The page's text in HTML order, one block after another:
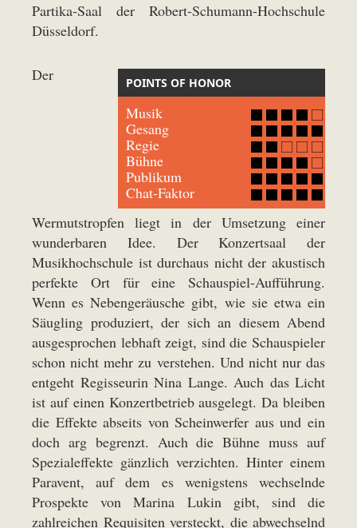
Partika-Saal der Robert-Schumann-Hochschule
Düsseldorf.
POINTS OF HONOR
Musik
Gesang
Regie
Bühne
Publikum
Chat-Faktor
Der
Wermutstropfen liegt in der Umsetzung einer
wunderbaren Idee. Der Konzertsaal der
Musikhochschule ist durchaus nicht der akustisch
perfekte Ort für eine Schauspiel-Aufführung.
Wenn es Nebengeräusche gibt, wie sie etwa ein
Säugling produziert, der sich an diesem Abend
ausgesprochen lebhaft zeigt, sind die Schauspieler
schon nicht mehr zu verstehen. Und nicht nur das
entgeht Regisseurin Nina Lange. Auch das Licht
ist auf einen Konzertbetrieb ausgelegt. Da bleiben
die Effekte abseits von Scheinwerfer aus und ein
doch arg begrenzt. Auch die Bühne muss auf
Spezialeffekte gänzlich verzichten. Hinter einem
Paravent, auf dem es wenigstens wechselnde
Prospekte von Marina Lukin gibt, sind die
zahlreichen Requisiten versteckt, die abwechselnd